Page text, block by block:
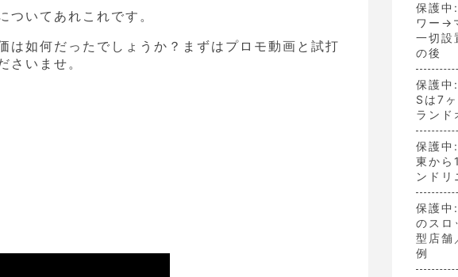
いてあれこれです。
は如何だったでしょうか？まずはプロモ動画と試打
さいませ。
保護中
ワー→
一切設
の後
保護中
Sは7
ランド
保護中
東から
ンドリ
保護中
のスロ
型店舗
例